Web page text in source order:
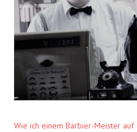
Wie ich einem Barbier-Meister